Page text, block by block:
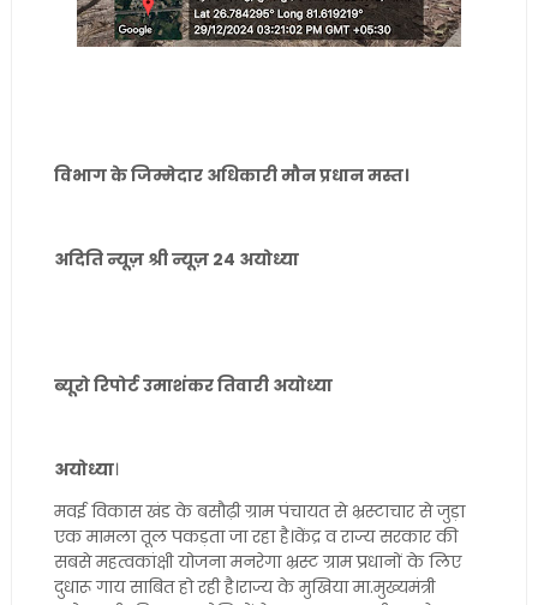
विभाग के जिम्मेदार अधिकारी मौन प्रधान मस्त।
अदिति न्यूज़ श्री न्यूज़ 24 अयोध्या
ब्यूरो रिपोर्ट उमाशंकर तिवारी अयोध्या
अयोध्या।
मवई विकास खंड के बसौढ़ी ग्राम पंचायत से भ्रस्टाचार से जुड़ा
एक मामला तूल पकड़ता जा रहा है।केंद्र व राज्य सरकार की
सबसे महत्वकांक्षी योजना मनरेगा भ्रस्ट ग्राम प्रधानों के लिए
दुधारू गाय साबित हो रही है।राज्य के मुखिया मा.मुख्यमंत्री